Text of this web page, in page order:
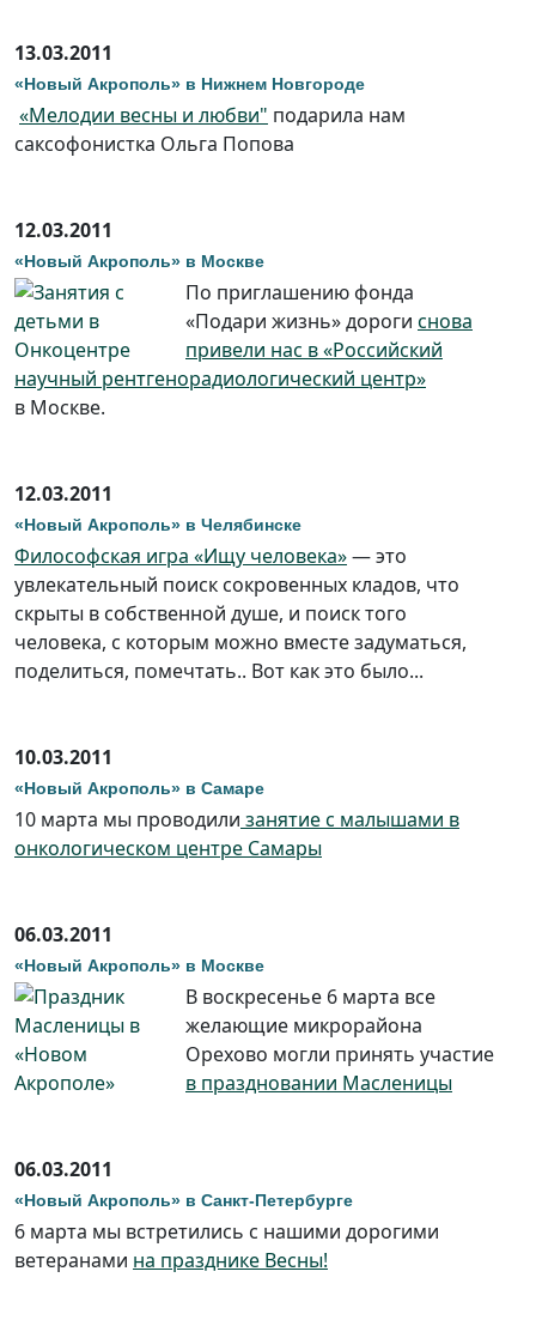
13.03.2011
«Новый Акрополь» в Нижнем Новгороде
«Мелодии весны и любви" подарила нам
саксофонистка Ольга Попова
12.03.2011
«Новый Акрополь» в Москве
По приглашению фонда
«Подари жизнь» дороги снова
привели нас в «Российский
научный рентгенорадиологический центр»
в Москве.
12.03.2011
«Новый Акрополь» в Челябинске
Философская игра «Ищу человека»— это
увлекательный поиск сокровенных кладов, что
скрыты в собственной душе, и поиск того
человека, с которым можно вместе задуматься,
поделиться, помечтать.. Вот как это было...
10.03.2011
«Новый Акрополь» в Самаре
10 марта мы проводили занятие с малышами в
онкологическом центре Самары
06.03.2011
«Новый Акрополь» в Москве
В воскресенье 6 марта все
желающие микрорайона
Орехово могли принять участие
в праздновании Масленицы
06.03.2011
«Новый Акрополь» в Санкт-Петербурге
6 марта мы встретились с нашими дорогими
ветеранами на празднике Весны!